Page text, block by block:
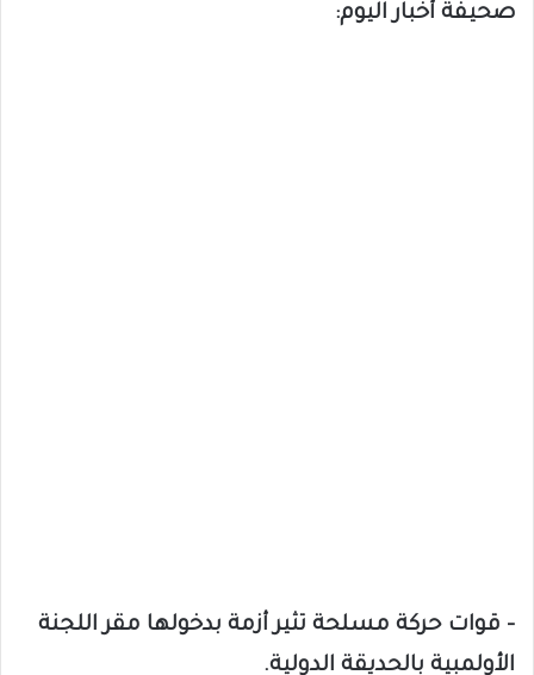
صحيفة أخبار اليوم:
– قوات حركة مسلحة تثير أزمة بدخولها مقر اللجنة
الأولمبية بالحديقة الدولية.